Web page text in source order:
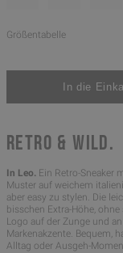
Größentabelle
RETRO & WILD.
In Leo. Ein Retro-Sneaker
Muster auf weichem
aber easy zu stylen. Die
bisschen Extra-Höhe,
Logo auf der Zunge und
Markenakzente. Bequem,
Alltag oder Ausgeh-